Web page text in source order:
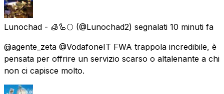
Lunochad - 🧊🦾🌕 (@Lunochad2) segnalati 10 minuti fa
@agente_zeta @VodafoneIT FWA trappola incredibile, è
pensata per offrire un servizio scarso o altalenante a chi
non ci capisce molto.